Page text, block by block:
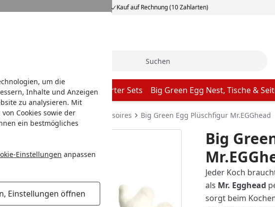
um die
Inhalte und Anzeigen
zu analysieren. Mit
Cookies sowie der
ein bestmögliches
Einstellungen anpassen
Einstellungen öffnen
Kauf auf Rechnung (10 Zahlarten)
Grill Big Green Egg Grill Starter Sets Big Green Egg Nest, Tische &
Lifestyle Big Green Egg Accessoires Big Green Egg Plüschfigur Mr.EGGhead
Big
Jeder Koch
als Mr. Egghead
sorgt beim